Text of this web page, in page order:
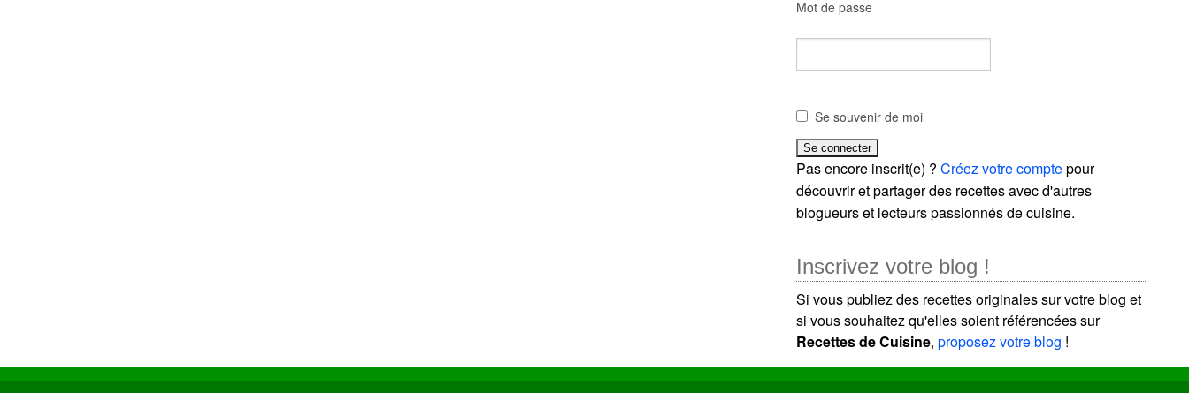
Mot de passe
Se souvenir de moi
Pas encore inscrit(e) ?Créez votre comptepour
découvrir et partager des recettes avec d'autres
blogueurs et lecteurs passionnés de cuisine.
Inscrivez votre blog !
Si vous publiez des recettes originales sur votre blog et
si vous souhaitez qu'elles soient référencées sur
Recettes de Cuisine,proposez votre blog !